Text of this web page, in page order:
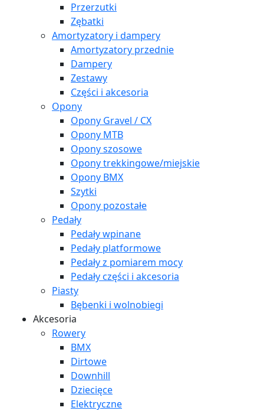
Przerzutki
Zębatki
Amortyzatory i dampery
Amortyzatory przednie
Dampery
Zestawy
Części i akcesoria
Opony
Opony Gravel / CX
Opony MTB
Opony szosowe
Opony trekkingowe/miejskie
Opony BMX
Szytki
Opony pozostałe
Pedały
Pedały wpinane
Pedały platformowe
Pedały z pomiarem mocy
Pedały części i akcesoria
Piasty
Bębenki i wolnobiegi
Akcesoria
Rowery
BMX
Dirtowe
Downhill
Dziecięce
Elektryczne